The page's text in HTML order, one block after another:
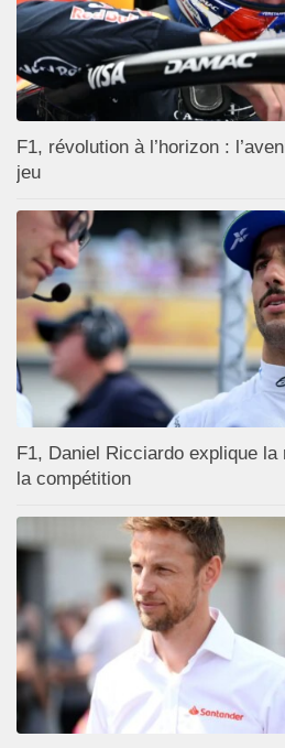
F1, révolution à l’horizon :
jeu
F1, Daniel Ricciardo explique
la compétition